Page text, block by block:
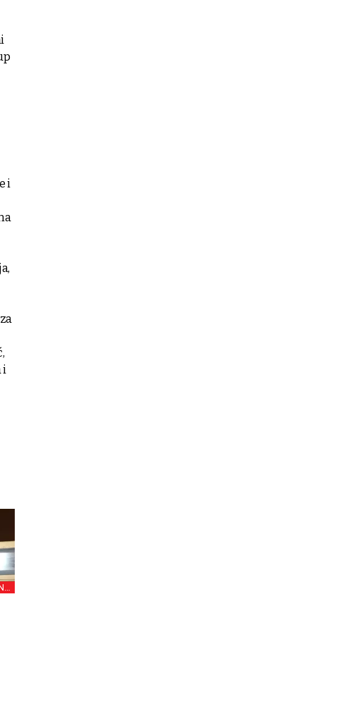
i
i